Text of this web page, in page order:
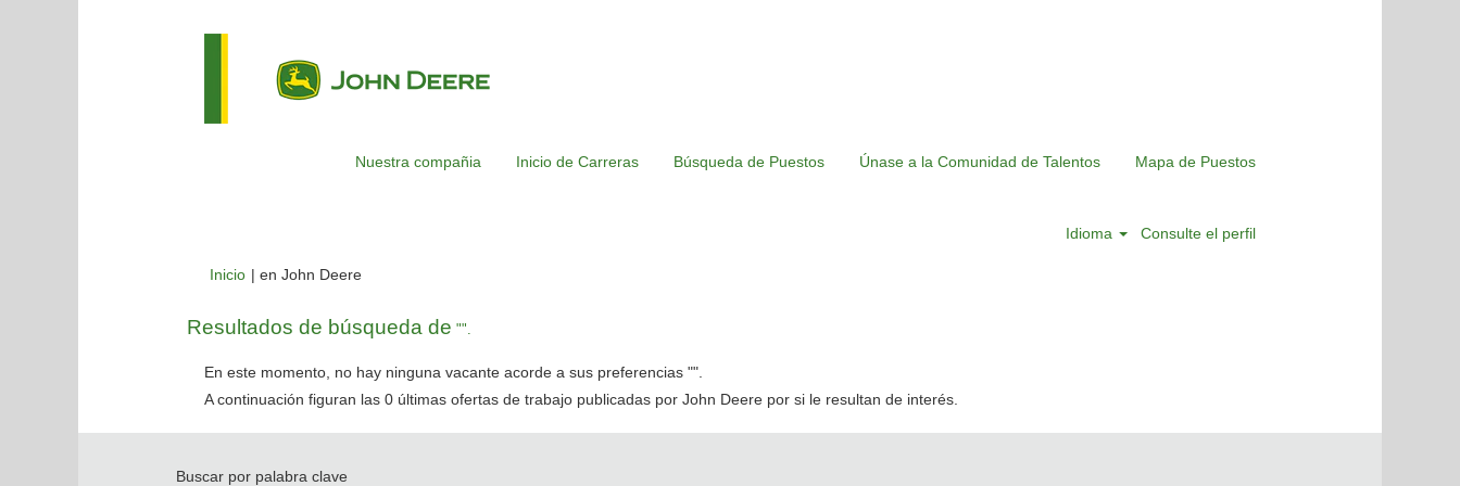
Nuestra compañia Inicio de Carreras Búsqueda de Puestos Únase a la Comunidad de Talentos Mapa de Puestos
Idioma Consulte el perfil
Inicio | en John Deere(página
Resultados de búsqueda de "".
En este momento, no hay ninguna vacante acorde a sus preferencias "".
A continuación figuran las 0 últimas ofertas de trabajo publicadas por John Deere por si le resultan de interés.
Buscar por palabra clave